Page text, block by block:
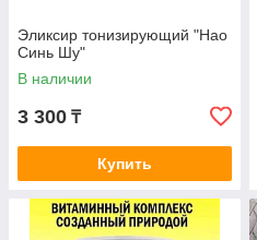
Эликсир тонизирующий "Нао
Синь Шу"
В наличии
3 300 ₸
Купить